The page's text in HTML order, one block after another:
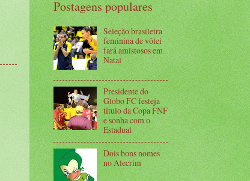
Postagens populares
Seleção brasileira
feminina de vôlei
fará amistosos em
Natal
Presidente do
Globo FC festeja
título da Copa FNF
e sonha com o
Estadual
Dois bons nomes
no Alecrim